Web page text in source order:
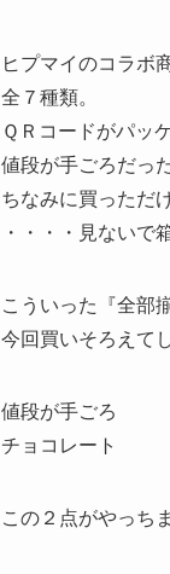
ヒプマイのコラボ商
全７種類。
ＱＲコードがパッ
値段が手ごろだっ
ちなみに買っただ
・・・・見ないで
こういった『全部
今回買いそろえて
値段が手ごろ
チョコレート
この２点がやっち